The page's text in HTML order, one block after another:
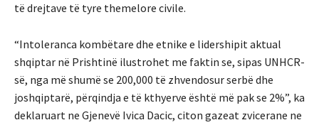
të drejtave të tyre themelore civile.
“Intoleranca kombëtare dhe etnike e lidershipit aktual
shqiptar në Prishtinë ilustrohet me faktin se, sipas UNHCR-
së, nga më shumë se 200,000 të zhvendosur serbë dhe
joshqiptarë, përqindja e të kthyerve është më pak se 2%”, ka
deklaruart ne Gjenevë Ivica Dacic, citon gazeat zvicerane ne